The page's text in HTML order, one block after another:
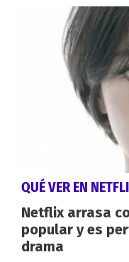
QUÉ VER EN
Netflix arrasa
popular y es
drama